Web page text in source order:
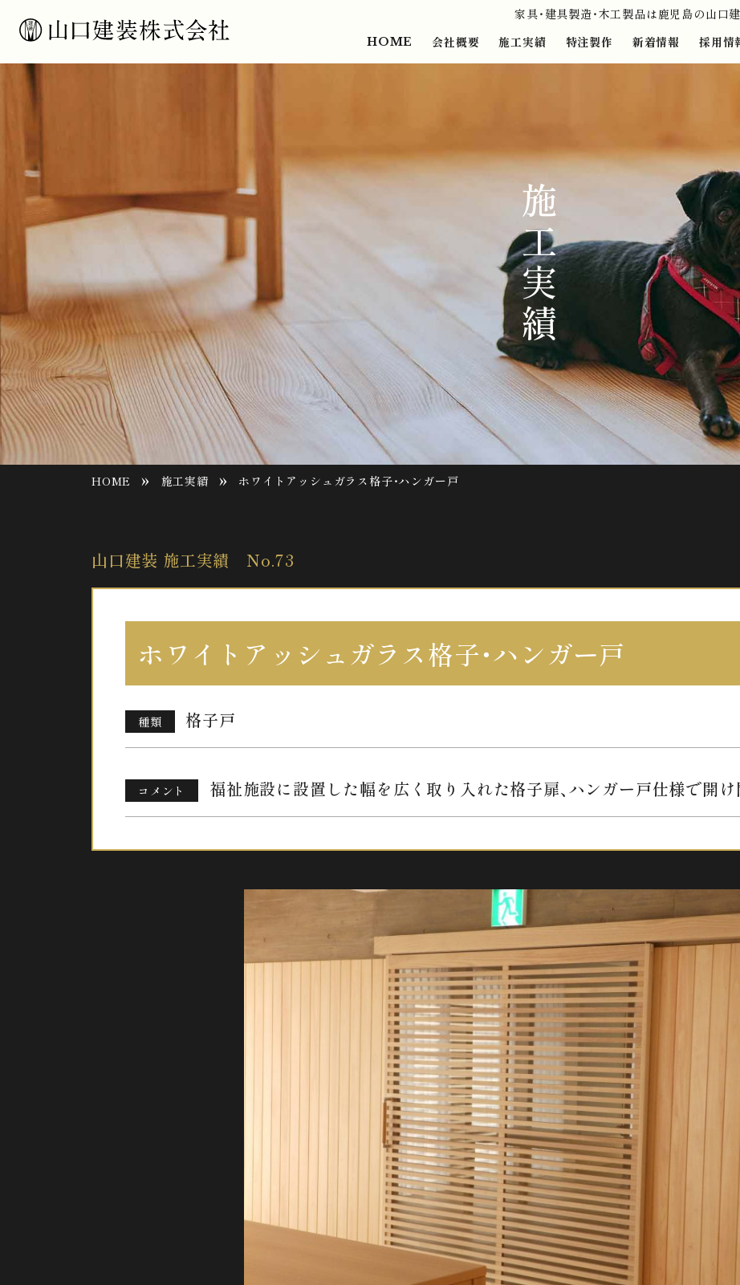
家具・建具製造・木工製品は鹿児島の山口
HOME 会社概要 施工実績 特注製作 新着情報 採用情
施工実績
HOME » 施工実績 » ホワイトアッシュガラス格子・ハンガー戸
山口建装 施工実績 No.73
ホワイトアッシュガラス格子・ハンガー戸
種類 格子戸
コメント 福祉施設に設置した幅を広く取り入れた格子扉、ハンガー戸仕様で開け